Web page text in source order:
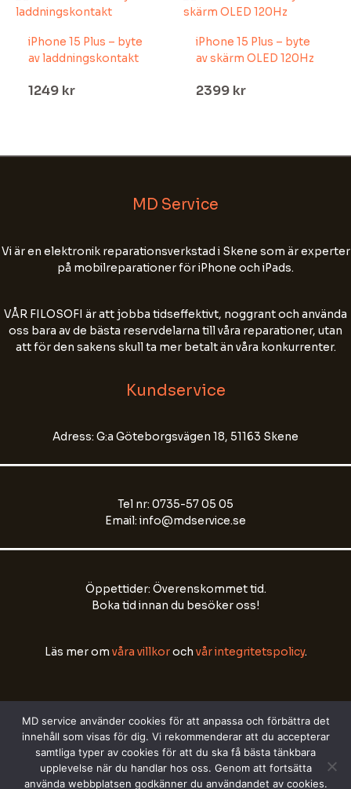
iPhone 15 Plus – byte
av laddningskontakt
1249 kr
iPhone 15 Plus – byte
av skärm OLED 120Hz
2399 kr
MD Service
Vi är en elektronik reparationsverkstad i Skene som är experter
på mobilreparationer för iPhone och iPads.
VÅR FILOSOFI är att jobba tidseffektivt, noggrant och använda
oss bara av de bästa reservdelarna till våra reparationer, utan
att för den sakens skull ta mer betalt än våra konkurrenter.
Kundservice
Adress: G:a Göteborgsvägen 18, 51163 Skene
Tel nr: 0735-57 05 05
Email: info@mdservice.se
Öppettider: Överenskommet tid.
Boka tid innan du besöker oss!
Läs mer om våra villkoroch vår integritetspolicy.
Copyright © 2026 All right reserved by MD Media
Välkommen till MD Service!
att starta chatten.
Chatten kan sparas för att förbättra vår
eller annan känslig information.
MD service använder cookies för att anpassa och förbättra det
innehåll som visas för dig. Vi rekommenderar att du accepterar
samtliga typer av cookies för att du ska få bästa tänkbara
upplevelse när du handlar hos oss. Genom att fortsätta
använda webbplatsen godkänner du användandet av cookies.